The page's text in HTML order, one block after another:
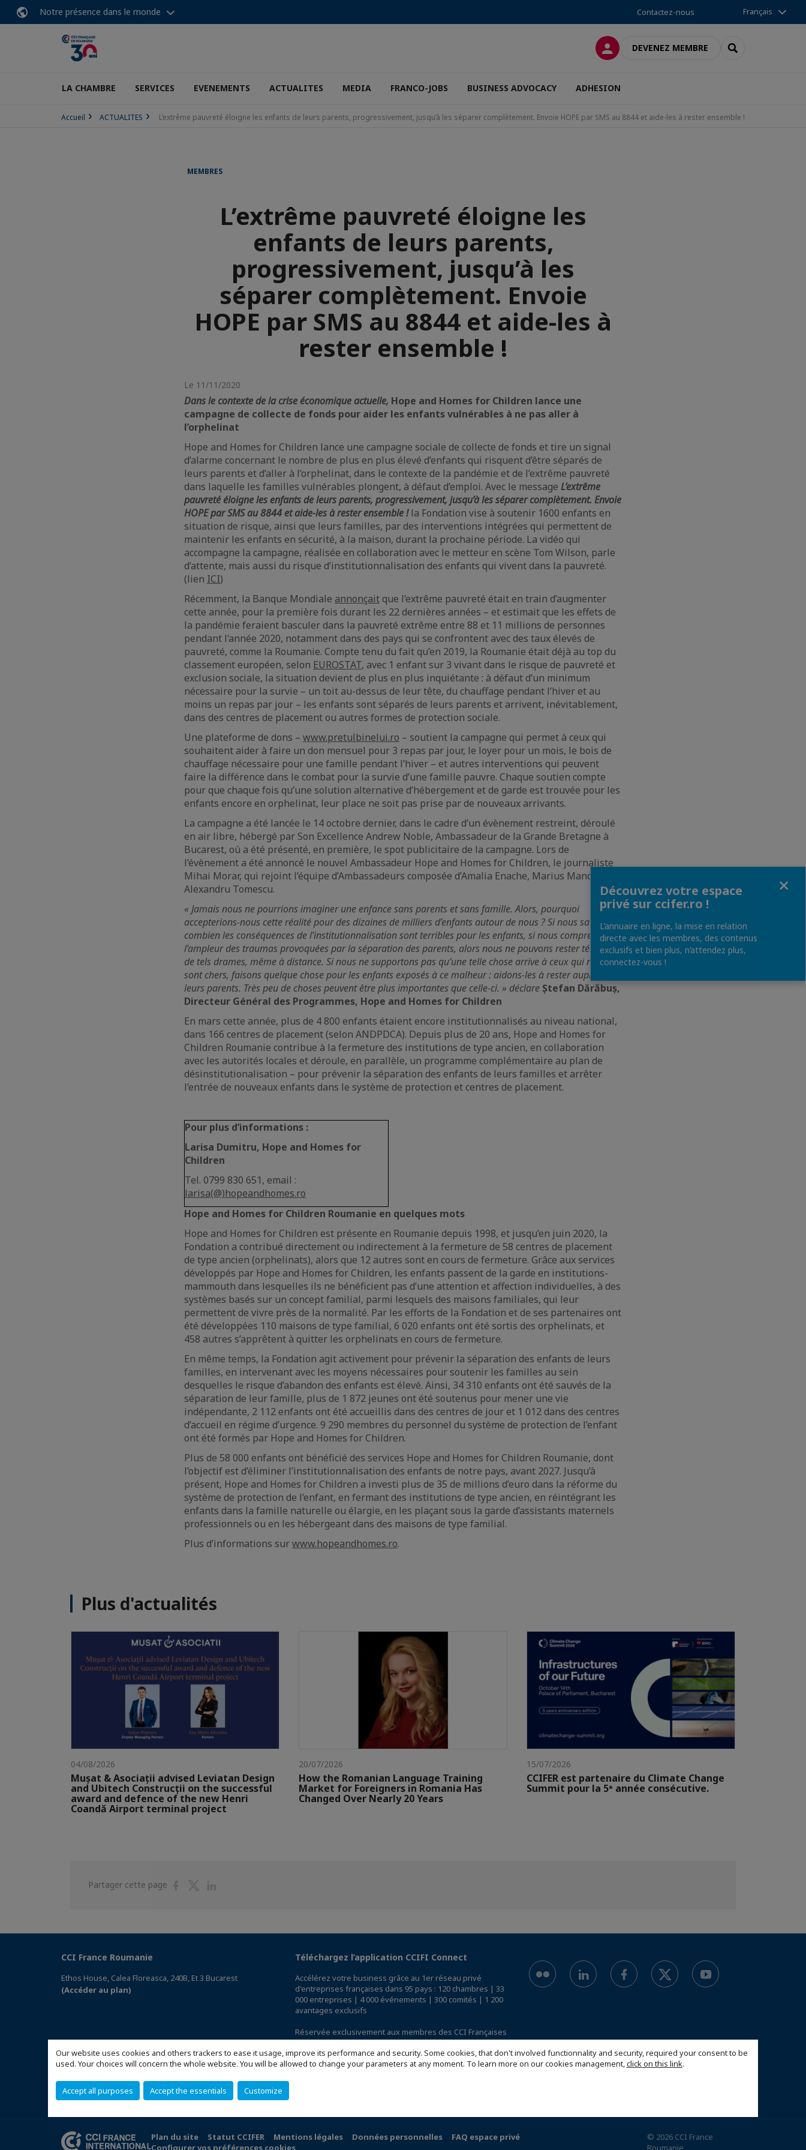
Our website uses cookies and others trackers to ease it usage, improve its performance and security. Some cookies, that don't involved functionnality and security, required your consent to be
used. Your choices will concern the whole website. You will be allowed to change your parameters at any moment. To learn more on our cookies management,click on this link.
Accept all purposes Accept the essentials Customize
Notre présence dans le monde Contactez-nous Français
CONNEXIONDEVENEZ MEMBRE RECHERCHER
LA CHAMBRE SERVICES EVENEMENTS ACTUALITES MEDIA FRANCO-JOBS BUSINESS ADVOCACY ADHESION
Accueil ACTUALITES L’extrême pauvreté éloigne les enfants de leurs parents, progressivement, jusqu’à les séparer complètement. Envoie HOPE par SMS au 8844 et aide-les à rester ensemble !
MEMBRES
L’extrême pauvreté éloigne les
enfants de leurs parents,
progressivement, jusqu’à les
séparer complètement. Envoie
HOPE par SMS au 8844 et aide-les à
rester ensemble !
Le 11/11/2020
Dans le contexte de la crise économique actuelle, Hope and Homes for Children lance une
campagne de collecte de fonds pour aider les enfants vulnérables à ne pas aller à
l’orphelinat
Hope and Homes for Children lance une campagne sociale de collecte de fonds et tire un signal
d’alarme concernant le nombre de plus en plus élevé d’enfants qui risquent d’être séparés de
leurs parents et d’aller à l’orphelinat, dans le contexte de la pandémie et de l’extrême pauvreté
dans laquelle les familles vulnérables plongent, à défaut d’emploi. Avec le message L’extrême
pauvreté éloigne les enfants de leurs parents, progressivement, jusqu’à les séparer complètement. Envoie
HOPE par SMS au 8844 et aide-les à rester ensemble !la Fondation vise à soutenir 1600 enfants en
situation de risque, ainsi que leurs familles, par des interventions intégrées qui permettent de
maintenir les enfants en sécurité, à la maison, durant la prochaine période. La vidéo qui
accompagne la campagne, réalisée en collaboration avec le metteur en scène Tom Wilson, parle
d’attente, mais aussi du risque d’institutionnalisation des enfants qui vivent dans la pauvreté.
(lien ICI)
Récemment, la Banque Mondiale annonçaitque l’extrême pauvreté était en train d’augmenter
cette année, pour la première fois durant les 22 dernières années – et estimait que les effets de
la pandémie feraient basculer dans la pauvreté extrême entre 88 et 11 millions de personnes
pendant l’année 2020, notamment dans des pays qui se confrontent avec des taux élevés de
pauvreté, comme la Roumanie. Compte tenu du fait qu’en 2019, la Roumanie était déjà au top du
classement européen, selon EUROSTAT, avec 1 enfant sur 3 vivant dans le risque de pauvreté et
exclusion sociale, la situation devient de plus en plus inquiétante : à défaut d’un minimum
nécessaire pour la survie – un toit au-dessus de leur tête, du chauffage pendant l’hiver et au
moins un repas par jour – les enfants sont séparés de leurs parents et arrivent, inévitablement,
dans des centres de placement ou autres formes de protection sociale.
Une plateforme de dons – www.pretulbinelui.ro – soutient la campagne qui permet à ceux qui
souhaitent aider à faire un don mensuel pour 3 repas par jour, le loyer pour un mois, le bois de
chauffage nécessaire pour une famille pendant l’hiver – et autres interventions qui peuvent
faire la différence dans le combat pour la survie d’une famille pauvre. Chaque soutien compte
pour que chaque fois qu’une solution alternative d’hébergement et de garde est trouvée pour les
enfants encore en orphelinat, leur place ne soit pas prise par de nouveaux arrivants.
La campagne a été lancée le 14 octobre dernier, dans le cadre d’un évènement restreint, déroulé
en air libre, hébergé par Son Excellence Andrew Noble, Ambassadeur de la Grande Bretagne à
Bucarest, où a été présenté, en première, le spot publicitaire de la campagne. Lors de
l’évènement a été annoncé le nouvel Ambassadeur Hope and Homes for Children, le journaliste
Mihai Morar, qui rejoint l’équipe d’Ambassadeurs composée d’Amalia Enache, Marius Manole et
Alexandru Tomescu.
« Jamais nous ne pourrions imaginer une enfance sans parents et sans famille. Alors, pourquoi
accepterions-nous cette réalité pour des dizaines de milliers d’enfants autour de nous ? Si nous savons
combien les conséquences de l’institutionnalisation sont terribles pour les enfants, si nous comprenons
l’ampleur des traumas provoquées par la séparation des parents, alors nous ne pouvons rester témoins
de tels drames, même à distance. Si nous ne supportons pas qu’une telle chose arrive à ceux qui nous
sont chers, faisons quelque chose pour les enfants exposés à ce malheur : aidons-les à rester auprès de
leurs parents. Très peu de choses peuvent être plus importantes que celle-ci. » déclare Ștefan Dărăbuș,
Directeur Général des Programmes, Hope and Homes for Children
En mars cette année, plus de 4 800 enfants étaient encore institutionnalisés au niveau national,
dans 166 centres de placement (selon ANDPDCA). Depuis plus de 20 ans, Hope and Homes for
Children Roumanie contribue à la fermeture des institutions de type ancien, en collaboration
avec les autorités locales et déroule, en parallèle, un programme complémentaire au plan de
désinstitutionalisation – pour prévenir la séparation des enfants de leurs familles et arrêter
l’entrée de nouveaux enfants dans le système de protection et centres de placement.
Pour plus d’informations :
Larisa Dumitru, Hope and Homes for
Children
Tel. 0799 830 651, email :
larisa(@)hopeandhomes.ro
Hope and Homes for Children Roumanie en quelques mots
Hope and Homes for Children est présente en Roumanie depuis 1998, et jusqu’en juin 2020, la
Fondation a contribué directement ou indirectement à la fermeture de 58 centres de placement
de type ancien (orphelinats), alors que 12 autres sont en cours de fermeture. Grâce aux services
développés par Hope and Homes for Children, les enfants passent de la garde en institutions-
mammouth dans lesquelles ils ne bénéficient pas d’une attention et affection individuelles, à des
systèmes basés sur un concept familial, parmi lesquels des maisons familiales, qui leur
permettent de vivre près de la normalité. Par les efforts de la Fondation et de ses partenaires ont
été développées 110 maisons de type familial, 6 020 enfants ont été sortis des orphelinats, et
458 autres s’apprêtent à quitter les orphelinats en cours de fermeture.
En même temps, la Fondation agit activement pour prévenir la séparation des enfants de leurs
familles, en intervenant avec les moyens nécessaires pour soutenir les familles au sein
desquelles le risque d’abandon des enfants est élevé. Ainsi, 34 310 enfants ont été sauvés de la
séparation de leur famille, plus de 1 872 jeunes ont été soutenus pour mener une vie
indépendante, 2 112 enfants ont été accueillis dans des centres de jour et 1 012 dans des centres
d’accueil en régime d’urgence. 9 290 membres du personnel du système de protection de l’enfant
ont été formés par Hope and Homes for Children.
Plus de 58 000 enfants ont bénéficié des services Hope and Homes for Children Roumanie, dont
l’objectif est d’éliminer l’institutionnalisation des enfants de notre pays, avant 2027. Jusqu’à
présent, Hope and Homes for Children a investi plus de 35 de millions d’euro dans la réforme du
système de protection de l’enfant, en fermant des institutions de type ancien, en réintégrant les
enfants dans la famille naturelle ou élargie, en les plaçant sous la garde d’assistants maternels
professionnels ou en les hébergeant dans des maisons de type familial.
Plus d’informations surwww.hopeandhomes.ro.
Plus d'actualités
04/08/2026
Mușat & Asociații advised Leviatan Design
and Ubitech Construcții on the successful
award and defence of the new Henri
Coandă Airport terminal project
20/07/2026
How the Romanian Language Training
Market for Foreigners in Romania Has
Changed Over Nearly 20 Years
15/07/2026
CCIFER est partenaire du Climate Change
Summit pour la 5ᵉ année consécutive.
Partager cette page
PartagerPartager
CCI France Roumanie
Ethos House, Calea Floreasca, 240B, Et 3 Bucarest
(Accéder au plan)
Téléchargez l’application CCIFI Connect
Accélérez votre business grâce au 1er réseau privé
d'entreprises françaises dans 95 pays : 120 chambres | 33
000 entreprises | 4 000 événements | 300 comités | 1 200
avantages exclusifs
Réservée exclusivement aux membres des CCI Françaises
à l'International,découvrez l'app CCIFI Connect.
Plan du site Statut CCIFER Mentions légales Données personnelles
FAQ espace privé
Configurer vos préférences cookies
© 2026 CCI France
Roumanie
Découvrez votre espace
privé sur ccifer.ro !
L’annuaire en ligne, la mise en relation
directe avec les membres, des contenus
exclusifs et bien plus, n’attendez plus,
connectez-vous !